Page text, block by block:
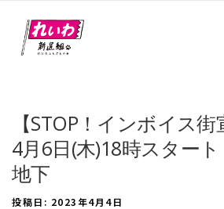
【STOP！インボイス
4月6日(木)18時スター
地下
投稿日: 2023年4月4日